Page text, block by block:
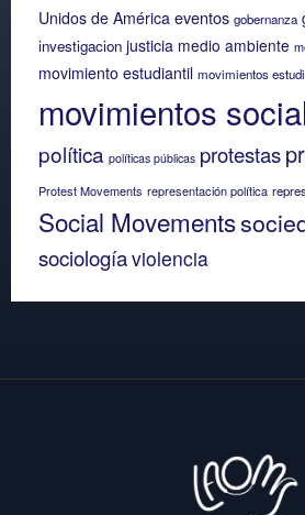
Unidos de América eventos gobernanza
investigacion justicia medio ambiente
movimiento estudiantil movimientos
movimientos
política políticas públicas protestas
Protest Movements representación política
Social Movements
sociologíaviolencia